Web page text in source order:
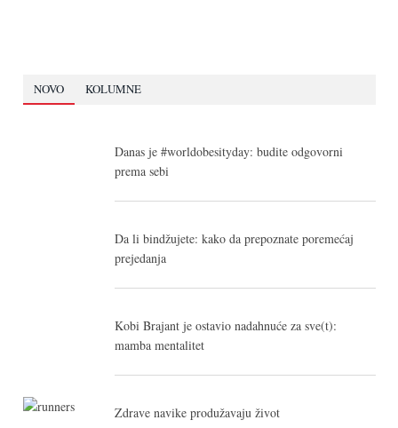
NOVO KOLUMNE
Danas je #worldobesityday: budite odgovorni
prema sebi
Da li bindžujete: kako da prepoznate poremećaj
prejedanja
Kobi Brajant je ostavio nadahnuće za sve(t):
mamba mentalitet
Zdrave navike produžavaju život